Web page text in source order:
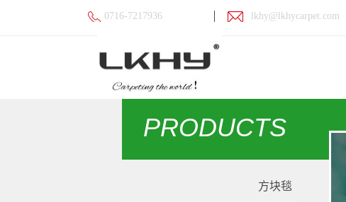
0716-7217936 lkhy@lkhycarpet.com
PRODUCTS
方块毯